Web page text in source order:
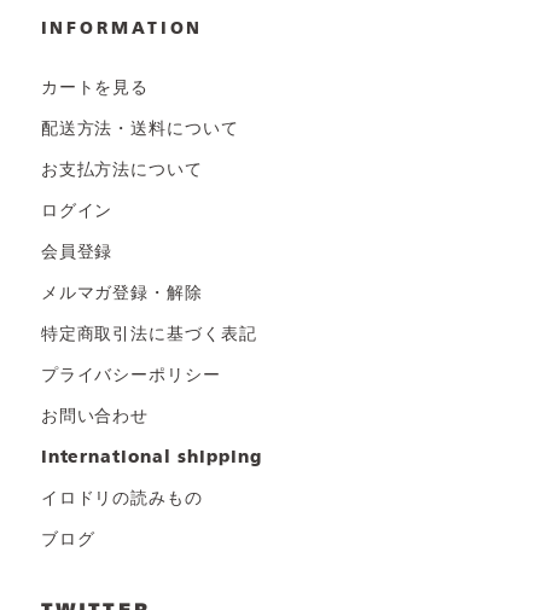
INFORMATION
カートを見る
配送方法・送料について
お支払方法について
ログイン
会員登録
メルマガ登録・解除
特定商取引法に基づく表記
プライバシーポリシー
お問い合わせ
international shipping
イロドリの読みもの
ブログ